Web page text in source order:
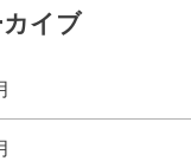
イブ